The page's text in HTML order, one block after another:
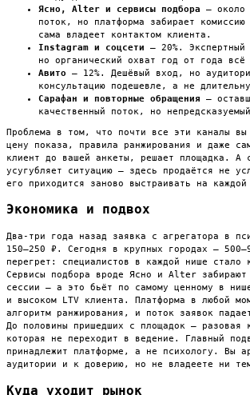
Ясно, Alter и сервисы подбора — около
поток, но платформа забирает
сама владеет контактом клиента.
Instagram и соцсети — 20%.
но органический охват год от года всё
Авито — 12%. Дешёвый вход, но
консультацию подешевле, а не
Сарафан и повторные обращения —
качественный поток, но
Проблема в том, что почти все эти каналы вы
цену показа, правила ранжирования и даже
клиент до вашей анкеты, решает площадка. А
усугубляет ситуацию — здесь продаётся не
его приходится заново выстраивать на
Экономика и подвох
Два-три года назад заявка с агрегатора в
150–250 ₽. Сегодня в крупных городах —
перегрет: специалистов в каждой нише стало
Сервисы подбора вроде Ясно и Alter забирают
сессии — а это бьёт по самому ценному в
и высоком LTV клиента. Платформа в любой
алгоритм ранжирования, и поток заявок
До половины пришедших с площадок — разовая
которая не переходит в ведение. Главный
принадлежит платформе, а не психологу. Вы
аудитории и к доверию, но не владеете ни
Куда уходит рынок